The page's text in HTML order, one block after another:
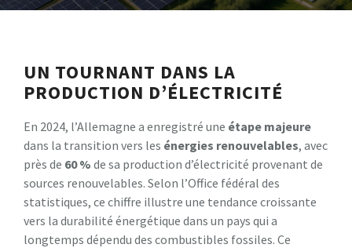
UN TOURNANT DANS LA
PRODUCTION D’ÉLECTRICITÉ
En 2024, l’Allemagne a enregistré une étape majeure
dans la transition vers les énergies renouvelables, avec
près de 60 % de sa production d’électricité provenant de
sources renouvelables. Selon l’Office fédéral des
statistiques, ce chiffre illustre une tendance croissante
vers la durabilité énergétique dans un pays qui a
longtemps dépendu des combustibles fossiles. Ce